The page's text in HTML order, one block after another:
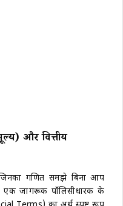
और वित्तीय
गणित समझे बिना आप
एक जागरूक पॉलिसीधारक के